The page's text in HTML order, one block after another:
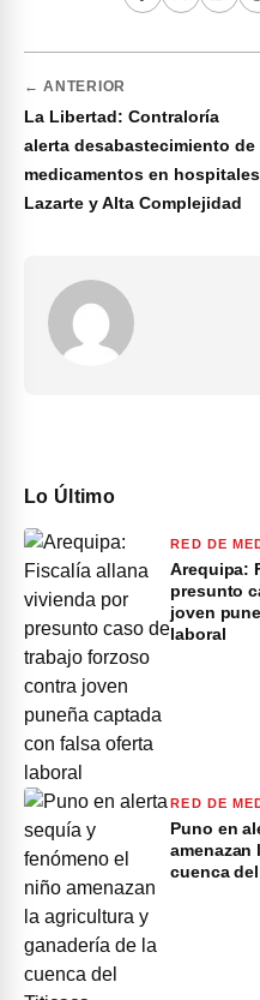
← ANTERIOR
La Libertad: Contraloría
alerta desabastecimiento de
medicamentos en hospitales
Lazarte y Alta Complejidad
Lo Último
RED DE
Arequipa:
presunto
joven
laboral
RED DE
Puno en
amenazan
cuenca